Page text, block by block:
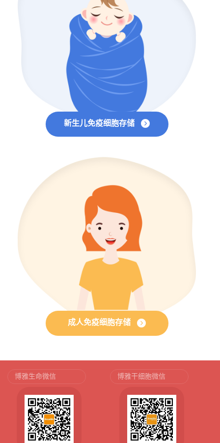
新生儿免疫细胞存储
成人免疫细胞存储
博雅生命微信 博雅干细胞微信